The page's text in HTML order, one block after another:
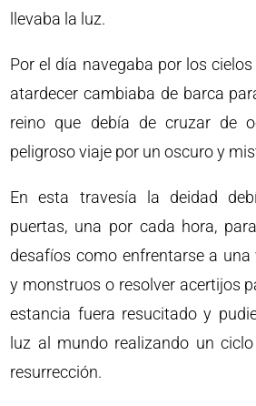
llevaba la luz.
Por el día navegaba por los
atardecer cambiaba de barca
reino que debía de cruzar de
peligroso viaje por un oscuro y
En esta travesía la deidad
puertas, una por cada hora,
desafíos como enfrentarse a una
y monstruos o resolver acertijos
estancia fuera resucitado y
luz al mundo realizando un
resurrección.